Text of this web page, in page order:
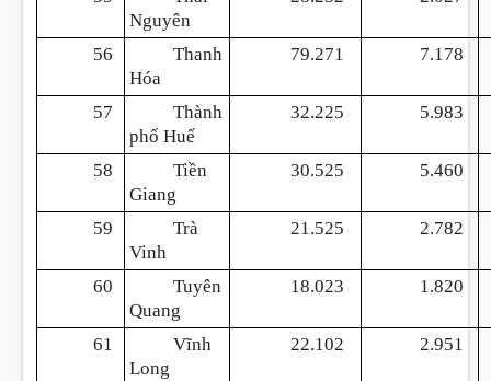
Nguyên
56
Thanh
Hóa
79.271 7.178
57
Thành
phố Huế
32.225 5.983
58
Tiền
Giang
30.525 5.460
59
Trà
Vinh
21.525 2.782
60
Tuyên
Quang
18.023 1.820
61
Vĩnh
Long
22.102 2.951